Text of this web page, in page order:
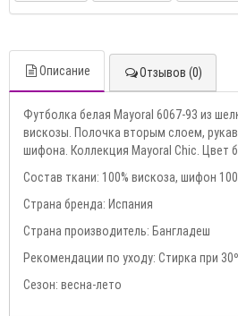
Описание Отзывов (0)
Футболка белая Mayoral 6067-93 из
вискозы. Полочка вторым слоем,
шифона. Коллекция Mayoral Chic. Цвет
Состав ткани: 100% вискоза, шифон
Страна бренда: Испания
Страна производитель: Бангладеш
Рекомендации по уходу: Стирка при
Сезон: весна-лето